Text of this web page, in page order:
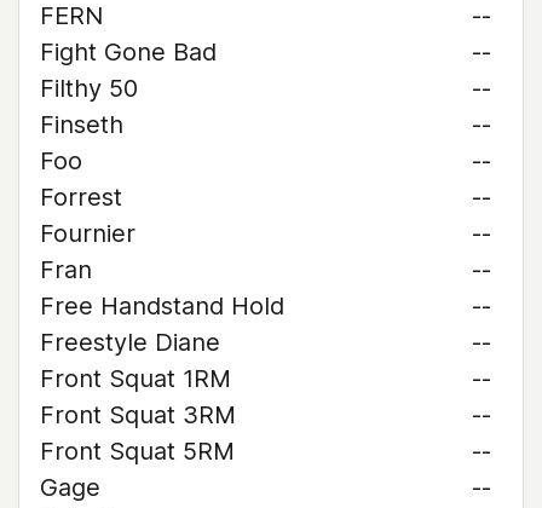
FERN
--
Fight Gone Bad
--
Filthy 50
--
Finseth
--
Foo
--
Forrest
--
Fournier
--
Fran
--
Free Handstand Hold
--
Freestyle Diane
--
Front Squat 1RM
--
Front Squat 3RM
--
Front Squat 5RM
--
Gage
--